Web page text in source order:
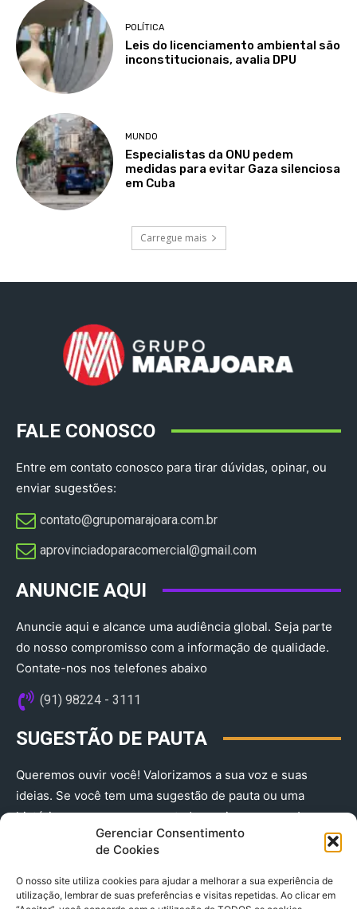
Gerenciar Consentimento
de Cookies
O nosso site utiliza cookies para ajudar a melhorar a sua experiência de
utilização, lembrar de suas preferências e visitas repetidas. Ao clicar em
POLÍTICA
Leis do licenciamento ambiental são
inconstitucionais, avalia DPU
MUNDO
Especialistas da ONU pedem
medidas para evitar Gaza silenciosa
em Cuba
Carregue mais
FALE CONOSCO
Entre em contato conosco para tirar dúvidas, opinar, ou
enviar sugestões:
contato@grupomarajoara.com.br
aprovinciadoparacomercial@gmail.com​
ANUNCIE AQUI
Anuncie aqui e alcance uma audiência global. Seja parte
do nosso compromisso com a informação de qualidade.
Contate-nos nos telefones abaixo
(91) 98224 - 3111
SUGESTÃO DE PAUTA
Queremos ouvir você! Valorizamos a sua voz e suas
ideias. Se você tem uma sugestão de pauta ou uma
história que merece ser contada, envie-nos agora!
(91) 98224 - 3111